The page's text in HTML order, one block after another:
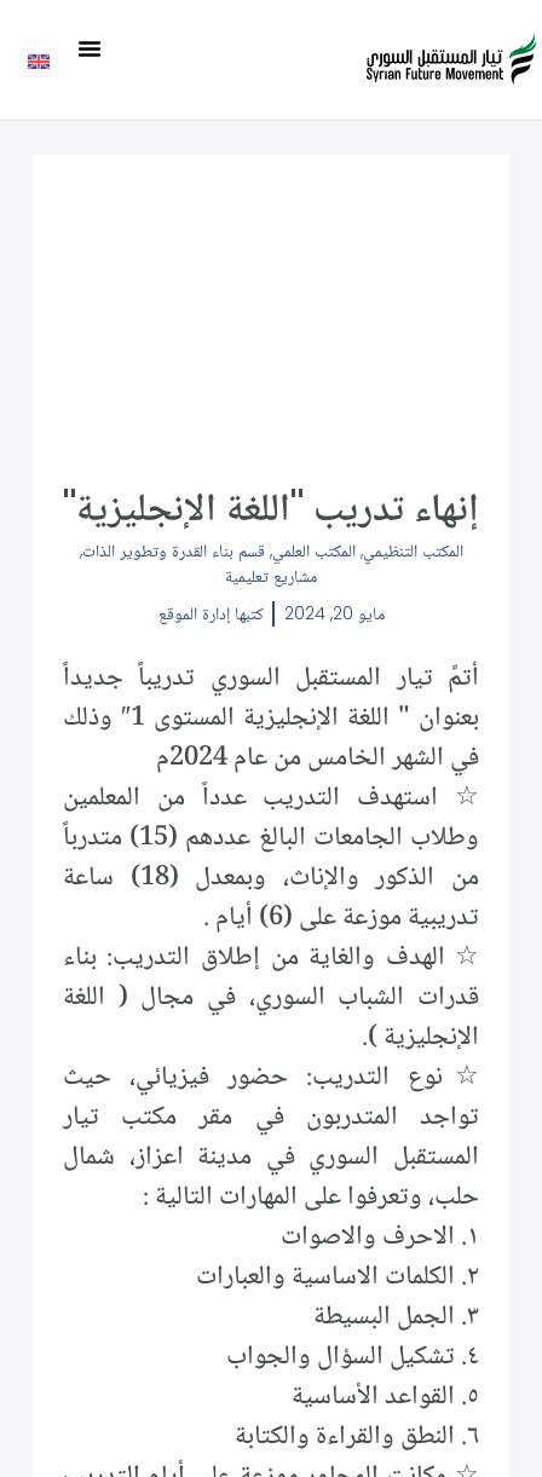
إنهاء تدريب "اللغة الإنجليزية"
المكتب التنظيمي,المكتب العلمي,قسم بناء القدرة وتطوير الذات,
مشاريع تعليمية
مايو 20, 2024
كتبها إدارة الموقع
أتمَّ تيار المستقبل السوري تدريباً جديداً
بعنوان " اللغة الإنجليزية المستوى 1″ وذلك
في الشهر الخامس من عام 2024م
☆ استهدف التدريب عدداً من المعلمين
وطلاب الجامعات البالغ عددهم (15) متدرباً
من الذكور والإناث، وبمعدل (18) ساعة
تدريبية موزعة على (6) أيام .
☆ الهدف والغاية من إطلاق التدريب: بناء
قدرات الشباب السوري، في مجال ( اللغة
الإنجليزية ).
☆نوع التدريب: حضور فيزيائي، حيث
تواجد المتدربون في مقر مكتب تيار
المستقبل السوري في مدينة اعزاز، شمال
حلب، وتعرفوا على المهارات التالية :
١. الاحرف والاصوات
٢. الكلمات الاساسية والعبارات
٣. الجمل البسيطة
٤. تشكيل السؤال والجواب
٥. القواعد الأساسية
٦. النطق والقراءة والكتابة